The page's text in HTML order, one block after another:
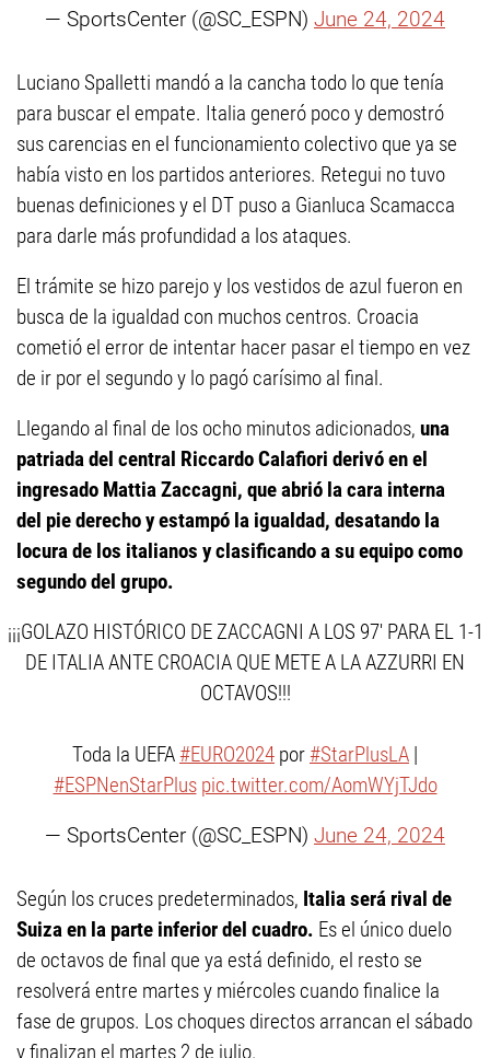
— SportsCenter (@SC_ESPN) June 24, 2024
Luciano Spalletti mandó a la cancha todo lo que tenía
para buscar el empate. Italia generó poco y demostró
sus carencias en el funcionamiento colectivo que ya se
había visto en los partidos anteriores. Retegui no tuvo
buenas definiciones y el DT puso a Gianluca Scamacca
para darle más profundidad a los ataques.
El trámite se hizo parejo y los vestidos de azul fueron en
busca de la igualdad con muchos centros. Croacia
cometió el error de intentar hacer pasar el tiempo en vez
de ir por el segundo y lo pagó carísimo al final.
Llegando al final de los ocho minutos adicionados, una
patriada del central Riccardo Calafiori derivó en el
ingresado Mattia Zaccagni, que abrió la cara interna
del pie derecho y estampó la igualdad, desatando la
locura de los italianos y clasificando a su equipo como
segundo del grupo.
¡¡¡GOLAZO HISTÓRICO DE ZACCAGNI A LOS 97' PARA EL 1-1
DE ITALIA ANTE CROACIA QUE METE A LA AZZURRI EN
OCTAVOS!!!
Toda la UEFA #EURO2024 por #StarPlusLA |
#ESPNenStarPlus pic.twitter.com/AomWYjTJdo
— SportsCenter (@SC_ESPN) June 24, 2024
Según los cruces predeterminados, Italia será rival de
Suiza en la parte inferior del cuadro. Es el único duelo
de octavos de final que ya está definido, el resto se
resolverá entre martes y miércoles cuando finalice la
fase de grupos. Los choques directos arrancan el sábado
y finalizan el martes 2 de julio.